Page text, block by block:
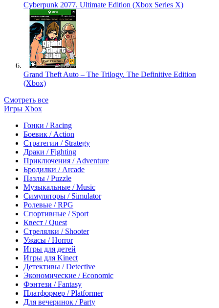
Cyberpunk 2077. Ultimate Edition (Xbox Series X)
Grand Theft Auto – The Trilogy. The Definitive Edition
(Xbox)
Смотреть все
Игры Xbox
Гонки / Racing
Боевик / Action
Стратегии / Strategy
Драки / Fighting
Приключения / Adventure
Бродилки / Arcade
Пазлы / Puzzle
Музыкальные / Music
Симуляторы / Simulator
Ролевые / RPG
Спортивные / Sport
Квест / Quest
Стрелялки / Shooter
Ужасы / Horror
Игры для детей
Игры для Kinect
Детективы / Detective
Экономические / Economic
Фэнтези / Fantasy
Платформер / Platformer
Для вечеринок / Party